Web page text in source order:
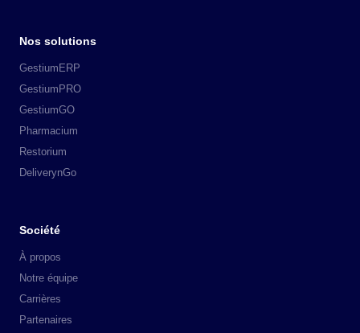
Nos solutions
GestiumERP
GestiumPRO
GestiumGO
Pharmacium
Restorium
DeliverynGo
Société
À propos
Notre équipe
Carrières
Partenaires